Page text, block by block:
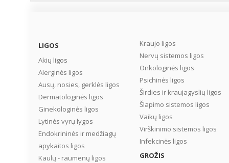
LIGOS
Akių ligos
Alerginės ligos
Ausų, nosies, gerklės ligos
Dermatologinės ligos
Ginekologinės ligos
Lytinės vyrų lygos
Endokrininės ir medžiagų
apykaitos ligos
Kaulų - raumenų ligos
Kraujo ligos
Nervų sistemos ligos
Onkologinės ligos
Psichinės ligos
Širdies ir kraujagyslių ligos
Šlapimo sistemos ligos
Vaikų ligos
Virškinimo sistemos ligos
Infekcinės ligos
GROŽIS